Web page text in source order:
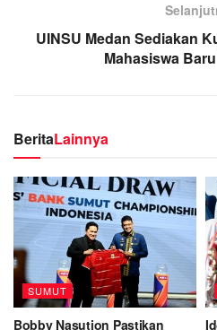
UINSU Medan Sediakan
Mahasiswa
BeritaLainnya
SUMUT
Bobby Nasution Pastikan